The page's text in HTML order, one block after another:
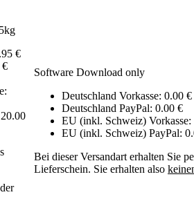
€
€
Software Download only
Deutschland Vorkasse: 0.00 €
Deutschland PayPal: 0.00 €
EU (inkl. Schweiz) Vorkasse:
EU (inkl. Schweiz) PayPal:
Bei dieser Versandart erhalten Sie
Lieferschein. Sie erhalten also